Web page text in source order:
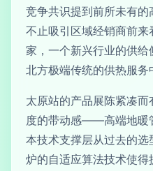
竞争共识提到前所未有
不止吸引区域经销商前
家，一个新兴行业的供
北方极端传统的供热服务
太原站的产品展陈紧凑
度的带动感——高端地暖
本技术支撑层从过去的
炉的自适应算法技术使